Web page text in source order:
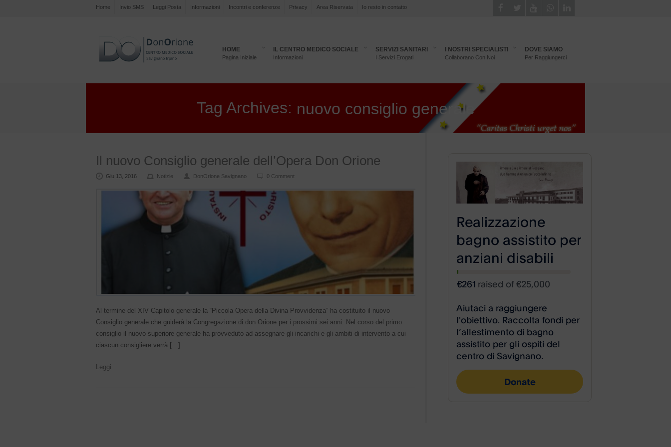
Home Invio SMS Leggi Posta Informazioni Incontri e conferenze Privacy Area Riservata Io resto in contatto
HOME
Pagina Iniziale
IL CENTRO MEDICO SOCIALE
Informazioni
SERVIZI SANITARI
I Servizi Erogati
I NOSTRI SPECIALISTI
Collaborano Con Noi
DOVE SIAMO
Per Raggiungerci
Tag Archives: nuovo consiglio generale
Il nuovo Consiglio generale dell’Opera Don Orione
Giu 13, 2016 Notizie DonOrione Savignano 0 Comment
Al termine del XIV Capitolo generale la “Piccola Opera della Divina Provvidenza” ha costituito il nuovo
Consiglio generale che guiderà la Congregazione di don Orione per i prossimi sei anni. Nel corso del primo
consiglio il nuovo superiore generale ha provveduto ad assegnare gli incarichi e gli ambiti di intervento a cui
ciascun consigliere verrà […]
Leggi